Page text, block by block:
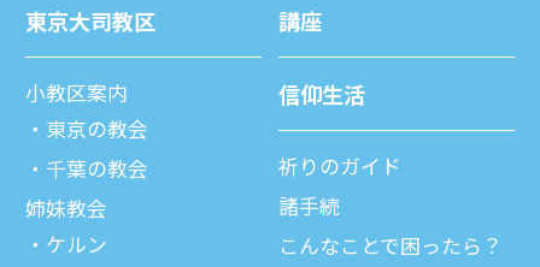
東京⼤司教区
⼩教区案内
東京の教会
千葉の教会
姉妹教会
ケルン
講座
信仰⽣活
祈りのガイド
諸⼿続
こんなことで困ったら？